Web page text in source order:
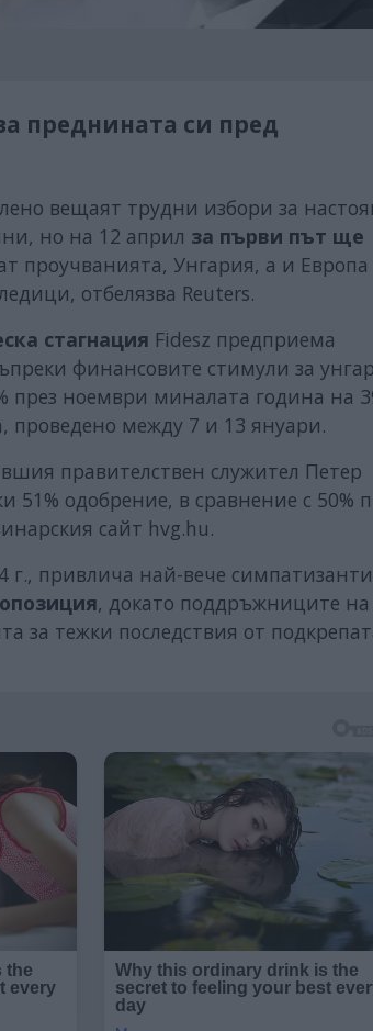
преднината си пред
вещаят трудни избори за
но на 12 април за първи път ще
проучванията, Унгария, а и
отбелязва Reuters.
стагнация Fidesz предприема
финансовите стимули за
през ноември миналата година на
проведено между 7 и 13 януари.
правителствен служител Петер
51% одобрение, в сравнение с 50%
сайт hvg.hu.
г., привлича най-вече
, докато поддръжниците на
за тежки последствия от